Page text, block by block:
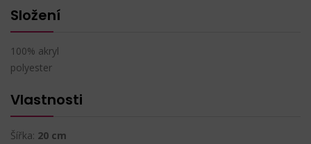
Složení
100% akryl
polyester
Vlastnosti
Šířka: 20 cm